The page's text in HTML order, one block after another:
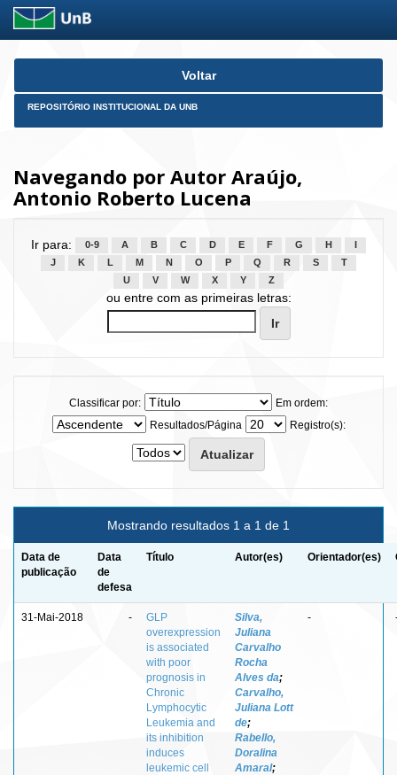
Skip
Voltar
REPOSITÓRIO INSTITUCIONAL DA UNB
Navegando por Autor Araújo,
Antonio Roberto Lucena
Ir para: 0-9 A B C D E F G H
J
K L M N O P Q R S
T
U
V W X Y Z
ou entre com as primeiras letras:
Classificar por:
Em ordem:
Resultados/Página
Registro(s):
Mostrando resultados 1 a 1 de 1
Data de
publicação
Data
de
defesa
Título Autor(es) Orientador(es)
31-Mai-2018 -
GLP
overexpression
is associated
with poor
prognosis in
Chronic
Lymphocytic
Leukemia and
its inhibition
induces
leukemic cell
Silva,
Juliana
Carvalho
Rocha
Alves da;
Carvalho,
Juliana Lott
de;
Rabello,
Doralina
Amaral;
-